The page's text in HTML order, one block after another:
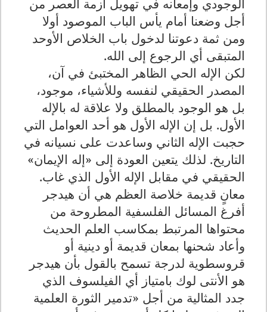
أجل وضعنا أمام يأس الباب الموصود أولا
ومن ثمة دعوتنا لدخول باب الخلاص الأوحد
المتبقى أي الرجوع إلى الله.
لكن الإله الحي الظاهر المختبئ في آن،
المصدر الحقيقي لنفسه وللأشياء، موجود،
بل هو الوجود بالمطلق ولا علاقة له بالإله
الأول. بل إن الإله الأول هو أحد العوامل التي
حجبت الإله الثاني وساعدت على نسيانه في
التاريخ. لذلك يتعين العودة إلى «إله الإيمان»
الحقيقي في مقابل الإله الأول الذي غاب.
معانٍ قديمة خلاصة العظم هي أن هيدجر
أفرغ المسائل الفلسفية المطروحة من
محتواها المرتبط بمكاسب العلم الحديث
وأعاد شحنها بمعان قديمة أو دينية أو
قروسطوية لدرجة تسمح بالقول بأن هيدجر
هو الأنتى لوك بامتياز أي الفيلسوف الذي
جدد المثالية من أجل «تدمير الثورة العلمية